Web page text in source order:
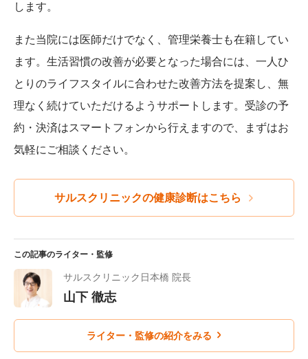
します。
また当院には医師だけでなく、管理栄養士も在籍してい
ます。生活習慣の改善が必要となった場合には、一人ひ
とりのライフスタイルに合わせた改善方法を提案し、無
理なく続けていただけるようサポートします。受診の予
約・決済はスマートフォンから行えますので、まずはお
気軽にご相談ください。
サルスクリニックの健康診断はこちら
この記事のライター・監修
サルスクリニック日本橋 院長
山下 徹志
ライター・監修の紹介をみる